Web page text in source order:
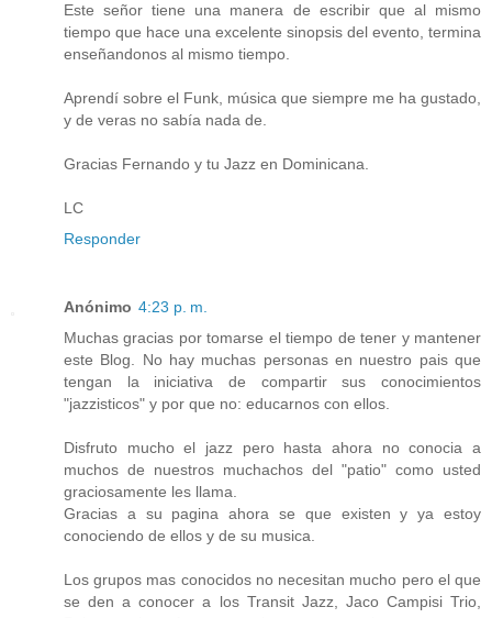
Este señor tiene una manera de escribir que al mismo
tiempo que hace una excelente sinopsis del evento, termina
enseñandonos al mismo tiempo.
Aprendí sobre el Funk, música que siempre me ha gustado,
y de veras no sabía nada de.
Gracias Fernando y tu Jazz en Dominicana.
LC
Responder
Anónimo 4:23 p. m.
Muchas gracias por tomarse el tiempo de tener y mantener
este Blog. No hay muchas personas en nuestro pais que
tengan la iniciativa de compartir sus conocimientos
"jazzisticos" y por que no: educarnos con ellos.
Disfruto mucho el jazz pero hasta ahora no conocia a
muchos de nuestros muchachos del "patio" como usted
graciosamente les llama.
Gracias a su pagina ahora se que existen y ya estoy
conociendo de ellos y de su musica.
Los grupos mas conocidos no necesitan mucho pero el que
se den a conocer a los Transit Jazz, Jaco Campisi Trio,